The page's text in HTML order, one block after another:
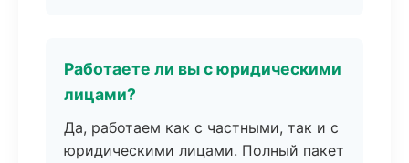
Работаете ли вы с юридическими
лицами?
Да, работаем как с частными, так и с
юридическими лицами. Полный пакет